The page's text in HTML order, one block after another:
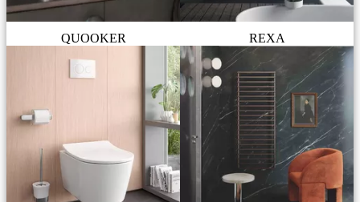
QUOOKER REXA